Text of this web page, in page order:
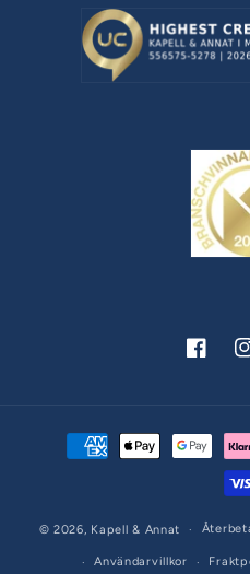
Betalningsmetoder
© 2026, Kapell & Annat
Användarvillkor